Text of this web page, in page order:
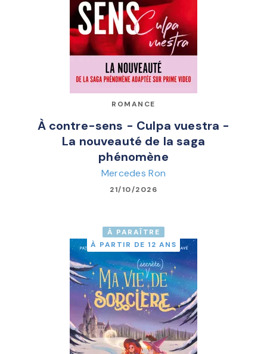
ROMANCE
À contre-sens - Culpa vuestra -
La nouveauté de la saga
phénomène
Mercedes Ron
21/10/2026
À PARAÎTRE
À PARTIR DE 12 ANS